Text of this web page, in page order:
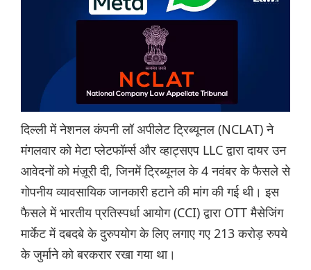
दिल्ली में नेशनल कंपनी लॉ अपीलेट ट्रिब्यूनल (NCLAT) ने
मंगलवार को मेटा प्लेटफॉर्म्स और व्हाट्सएप LLC द्वारा दायर उन
आवेदनों को मंज़ूरी दी, जिनमें ट्रिब्यूनल के 4 नवंबर के फैसले से
गोपनीय व्यावसायिक जानकारी हटाने की मांग की गई थी। इस
फैसले में भारतीय प्रतिस्पर्धा आयोग (CCI) द्वारा OTT मैसेजिंग
मार्केट में दबदबे के दुरुपयोग के लिए लगाए गए 213 करोड़ रुपये
के जुर्माने को बरकरार रखा गया था।